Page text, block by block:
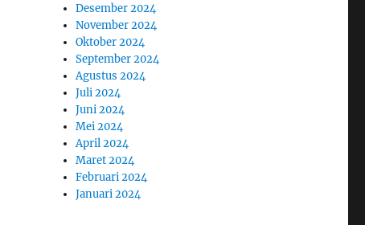
Desember 2024
November 2024
Oktober 2024
September 2024
Agustus 2024
Juli 2024
Juni 2024
Mei 2024
April 2024
Maret 2024
Februari 2024
Januari 2024